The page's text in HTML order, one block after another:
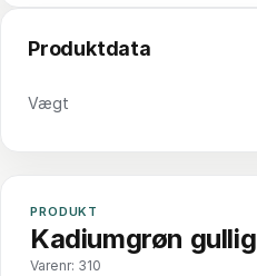
Produktdata
Vægt
PRODUKT
Kadiumgrøn
Varenr: 310